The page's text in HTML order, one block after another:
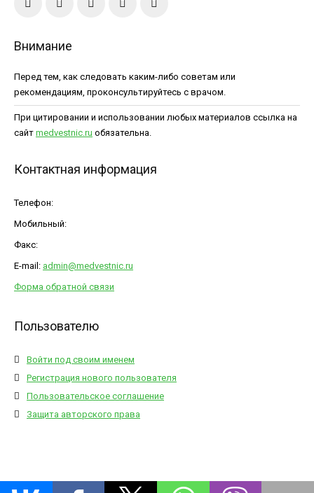
Внимание
Перед тем, как следовать каким-либо советам или
рекомендациям, проконсультируйтесь с врачом.
При цитировании и использовании любых материалов ссылка на
сайт medvestnic.ru обязательна.
Контактная информация
Телефон:
Мобильный:
Факс:
E-mail: admin@medvestnic.ru
Форма обратной связи
Пользователю
Войти под своим именем
Регистрация нового пользователя
Пользовательское соглашение
Защита авторского права